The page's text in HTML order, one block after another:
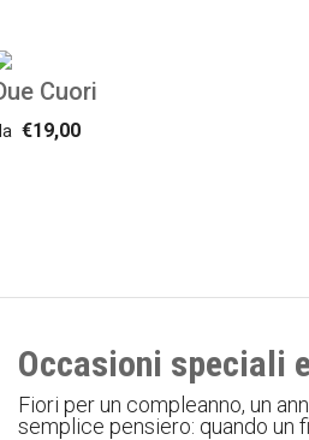
Cuori
€19,00
Occasioni speciali
Fiori per un compleanno, un
semplice pensiero: quando un